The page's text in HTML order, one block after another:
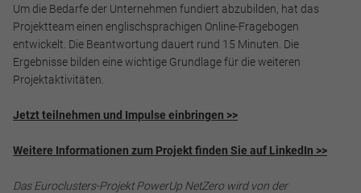
Um die Bedarfe der Unternehmen fundiert abzubilden, hat das
Projektteam einen englischsprachigen Online-Fragebogen
entwickelt. Die Beantwortung dauert rund 15 Minuten. Die
Ergebnisse bilden eine wichtige Grundlage für die weiteren
Projektaktivitäten.
Jetzt teilnehmen und Impulse einbringen >>
Weitere Informationen zum Projekt finden Sie auf LinkedIn >>
Das Euroclusters-Projekt PowerUp NetZero wird von der
Ablehnen
Impressum Datenschutz